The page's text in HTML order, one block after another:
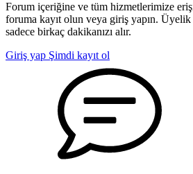
Forum içeriğine ve tüm hizmetlerimize
foruma kayıt olun veya giriş yapın.
sadece birkaç dakikanızı alır.
Giriş yap Şimdi kayıt ol